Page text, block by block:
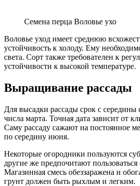
Семена перца Воловье ухо
Воловье уход имеет среднюю
устойчивость к холоду. Ему
света. Сорт также требователен к
устойчивости к высокой температуре.
Выращивание рассады
Для высадки рассады срок с середины
числа марта. Точная дата зависит от
Саму рассаду сажают на постоянное
по середину июня.
Некоторые огородники пользуются
другие же предпочитают
Магазинная смесь обеззаражена и
грунт должен быть рыхлым и легким.